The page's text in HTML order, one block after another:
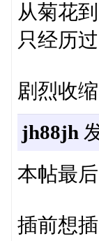
从菊花
只经历
剧烈收
jh88jh
本帖最
插前想